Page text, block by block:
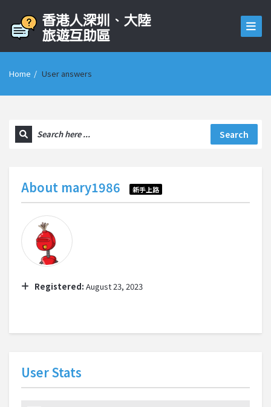
Home / User answers
Search
About mary1986 新手上路
Registered: August 23, 2023
User Stats